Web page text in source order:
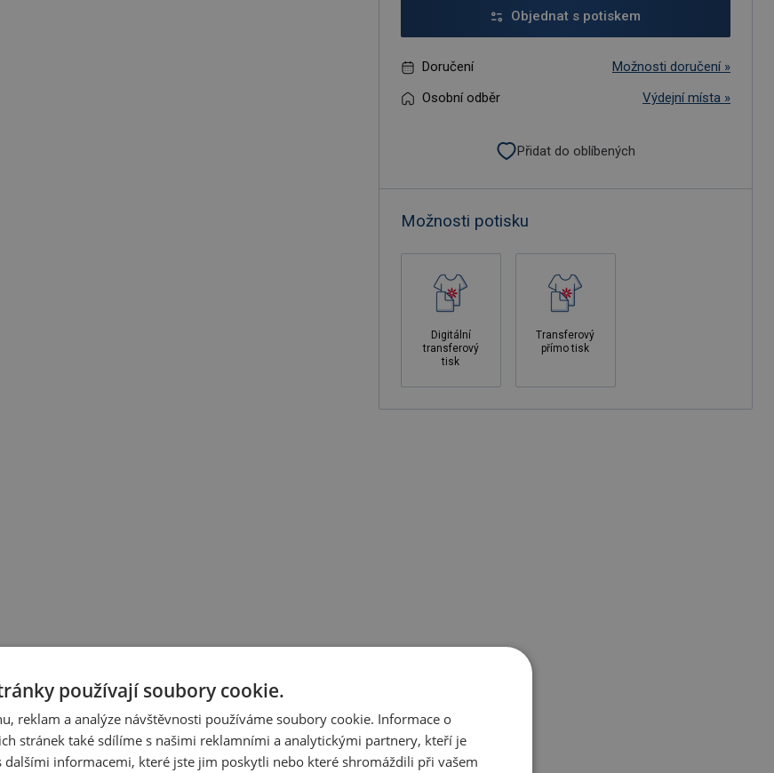
Objednat s potiskem
Doručení
Možnosti doručení »
Osobní odběr
Výdejní místa »
Přidat do oblíbených
Možnosti potisku
Digitální
transferový
tisk
Transferový
přímo tisk
používají soubory cookie.
reklam a analýze návštěvnosti používáme soubory cookie. Informace o
stránek také sdílíme s našimi reklamními a analytickými partnery, kteří je
informacemi, které jste jim poskytli nebo které shromáždili při vašem